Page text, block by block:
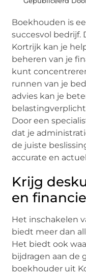
Boekhouden is
succesvol bedrijf.
Kortrijk kan je
beheren van je
kunt
runnen van je
advies kan je
Door een
dat je
de juiste
accurate en
Krijg
en
Het inschakelen
biedt meer dan
Het biedt ook
bijdragen aan de
boekhouder uit